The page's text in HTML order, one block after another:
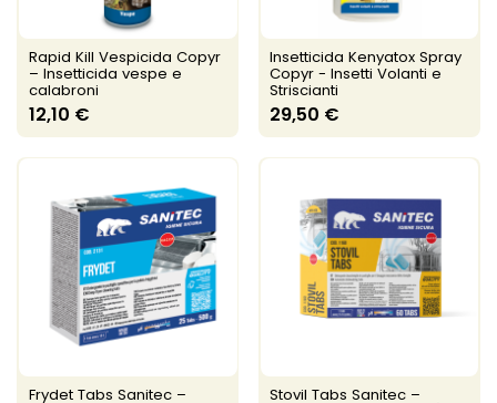
Rapid Kill Vespicida Copyr
– Insetticida vespe e
calabroni
12,10 €
Insetticida Kenyatox Spray
Copyr - Insetti Volanti e
Striscianti
29,50 €
Frydet Tabs Sanitec – Stovil Tabs Sanitec –